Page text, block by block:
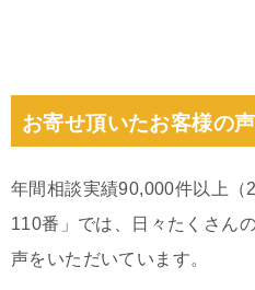
お寄せ頂いたお客様の
年間相談実績90,000件以上（
110番」では、日々たくさん
声をいただいています。